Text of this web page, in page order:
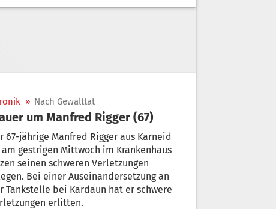
» Nach Gewalttat
um Manfred Rigger (67)
67-jährige Manfred Rigger aus Karneid
gestrigen Mittwoch im Krankenhaus
seinen schweren Verletzungen
Bei einer Auseinandersetzung an
Tankstelle bei Kardaun hat er schwere
erlitten.